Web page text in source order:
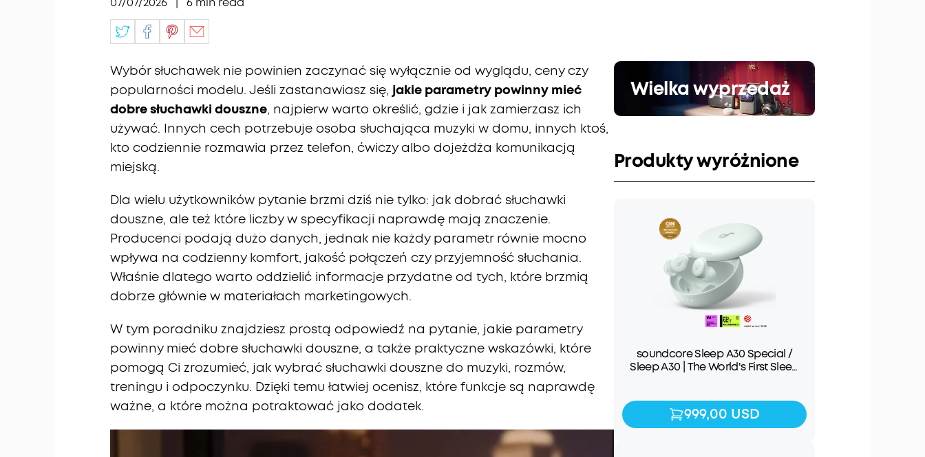
Wybór słuchawek nie powinien zaczynać się wyłącznie od wyglądu, ceny czy
popularności modelu. Jeśli zastanawiasz się, jakie parametry powinny mieć
dobre słuchawki douszne, najpierw warto określić, gdzie i jak zamierzasz ich
używać. Innych cech potrzebuje osoba słuchająca muzyki w domu, innych ktoś,
kto codziennie rozmawia przez telefon, ćwiczy albo dojeżdża komunikacją
miejską.
Dla wielu użytkowników pytanie brzmi dziś nie tylko: jak dobrać słuchawki
douszne, ale też które liczby w specyfikacji naprawdę mają znaczenie.
Producenci podają dużo danych, jednak nie każdy parametr równie mocno
wpływa na codzienny komfort, jakość połączeń czy przyjemność słuchania.
Właśnie dlatego warto oddzielić informacje przydatne od tych, które brzmią
dobrze głównie w materiałach marketingowych.
W tym poradniku znajdziesz prostą odpowiedź na pytanie, jakie parametry
powinny mieć dobre słuchawki douszne, a także praktyczne wskazówki, które
pomogą Ci zrozumieć, jak wybrać słuchawki douszne do muzyki, rozmów,
treningu i odpoczynku. Dzięki temu łatwiej ocenisz, które funkcje są naprawdę
ważne, a które można potraktować jako dodatek.
Wielka wyprzedaż
Produkty wyróżnione
soundcore Sleep A30 Special /
Sleep A30 | The World's First Sleep
999,00 USD
999,00 USD